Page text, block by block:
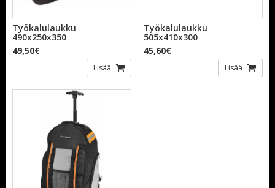
Työkalulaukku
490x250x350
49,50€
Lisää
Työkalulaukku
505x410x300
45,60€
Lisää